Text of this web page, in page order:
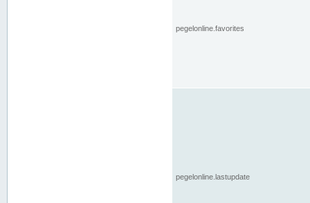
pegelonline.favorites
pegelonline.lastupdate